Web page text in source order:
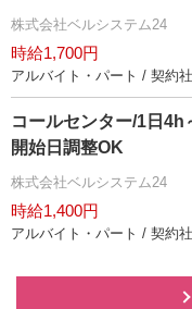
株式会社ベルシステム24
時給1,700円
アルバイト・パート / 契約
コールセンター/1日
開始日調整OK
株式会社ベルシステム24
時給1,400円
アルバイト・パート / 契約